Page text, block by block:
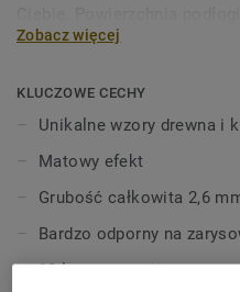
Extreme Protection. Twoja
Zobacz więcej
KLUCZOWE CECHY
Unikalne wzory drewna i
Matowy efekt
Grubość całkowita 2,6
Bardzo odporny na
10 lat gwarancji